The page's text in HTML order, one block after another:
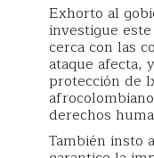
Exhorto al
investigue
cerca con las
ataque afecta,
protección de
derechos
También insto